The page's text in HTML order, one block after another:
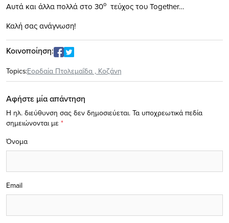
Αυτά και άλλα πολλά στο 30ο τεύχος του Together…
Καλή σας ανάγνωση!
Κοινοποίηση:
Topics:Εορδαία Πτολεμαΐδα , Κοζάνη
Αφήστε μία απάντηση
Η ηλ. διεύθυνση σας δεν δημοσιεύεται. Τα υποχρεωτικά πεδία
σημειώνονται με *
Όνομα
Email